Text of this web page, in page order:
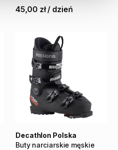
45,00 zł / dzień
Buty narciarskie męskie
Decathlon Polska